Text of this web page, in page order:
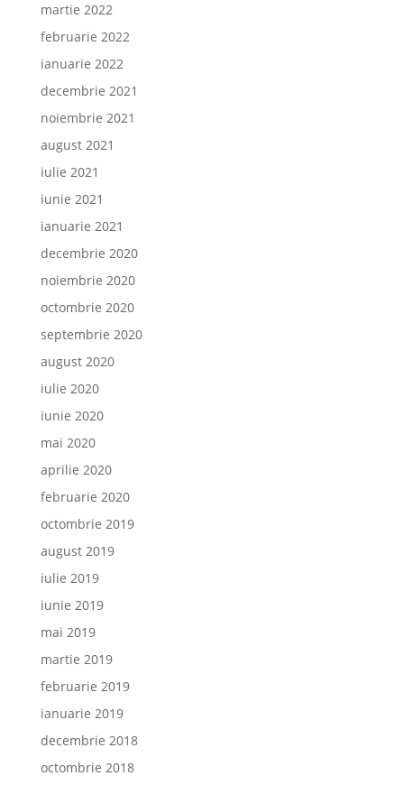
martie 2022
februarie 2022
ianuarie 2022
decembrie 2021
noiembrie 2021
august 2021
iulie 2021
iunie 2021
ianuarie 2021
decembrie 2020
noiembrie 2020
octombrie 2020
septembrie 2020
august 2020
iulie 2020
iunie 2020
mai 2020
aprilie 2020
februarie 2020
octombrie 2019
august 2019
iulie 2019
iunie 2019
mai 2019
martie 2019
februarie 2019
ianuarie 2019
decembrie 2018
octombrie 2018